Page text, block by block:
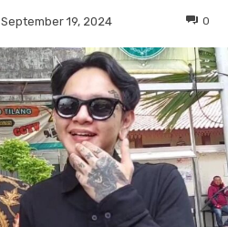
September 19, 2024 0